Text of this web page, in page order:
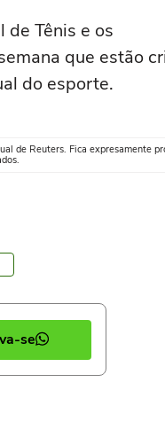
de Tênis e os
que estão
do esporte.
de Reuters. Fica expresamente
se